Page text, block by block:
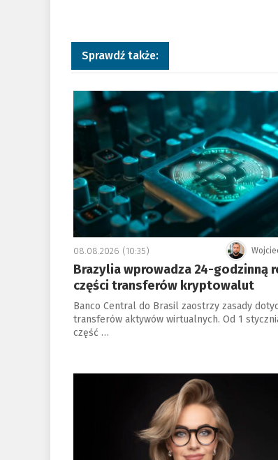
Sprawdź także:
a
08.08.2026 (10:35)
Brazylia wprowadza 24-godzinną
części transferów kryptowalut
Banco Central do Brasil zaostrzy zasady
transferów aktywów wirtualnych. Od 1
część …
a